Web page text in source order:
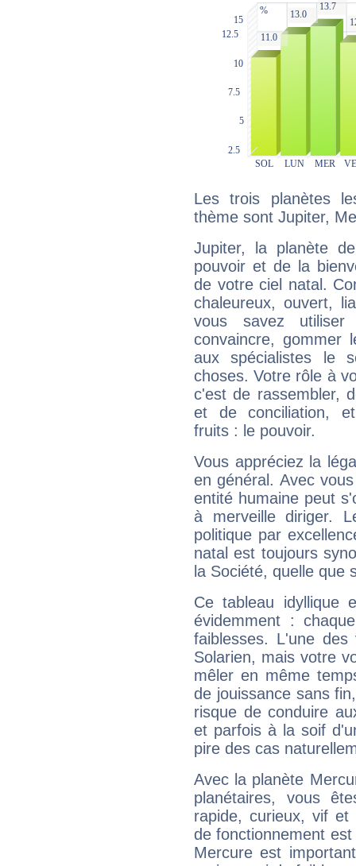
Les trois planètes
thème sont Jupiter,
Jupiter, la planète
pouvoir et de la
de votre ciel natal.
chaleureux, ouvert,
vous savez
convaincre, gommer
aux spécialistes le
choses. Votre rôle à
c'est de rassembler,
et de conciliation,
fruits : le pouvoir.
Vous appréciez la
en général. Avec
entité humaine peut
à merveille diriger.
politique par
natal est toujours
la Société, quelle que
Ce tableau idyllique
évidemment :
faiblesses. L'une
Solarien, mais votre
mêler en même
de jouissance sans
risque de conduire
et parfois à la soif
pire des cas
Avec la planète
planétaires, vous
rapide, curieux, vif et
de fonctionnement
Mercure est